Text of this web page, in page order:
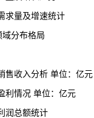
求量及增速统计
分布格局
收入分析 单位：亿元
情况 单位：亿元
润总额统计